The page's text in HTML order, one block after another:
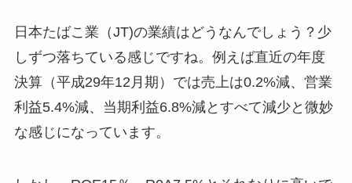
日本たばこ業（JT)の業績はどうなんでしょう？少
しずつ落ちている感じですね。例えば直近の年度
決算（平成29年12月期）では売上は0.2%減、営業
利益5.4%減、当期利益6.8%減とすべて減少と微妙
な感じになっています。